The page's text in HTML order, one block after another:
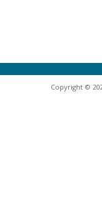
Copyright ©